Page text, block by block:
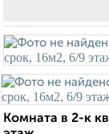
Комната в 2-к